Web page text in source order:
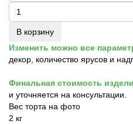
В корзину
Изменить можно все
декор, количество ярусов и
Финальная стоимость
и уточняется на консультации.
Вес торта на фото
2 кг